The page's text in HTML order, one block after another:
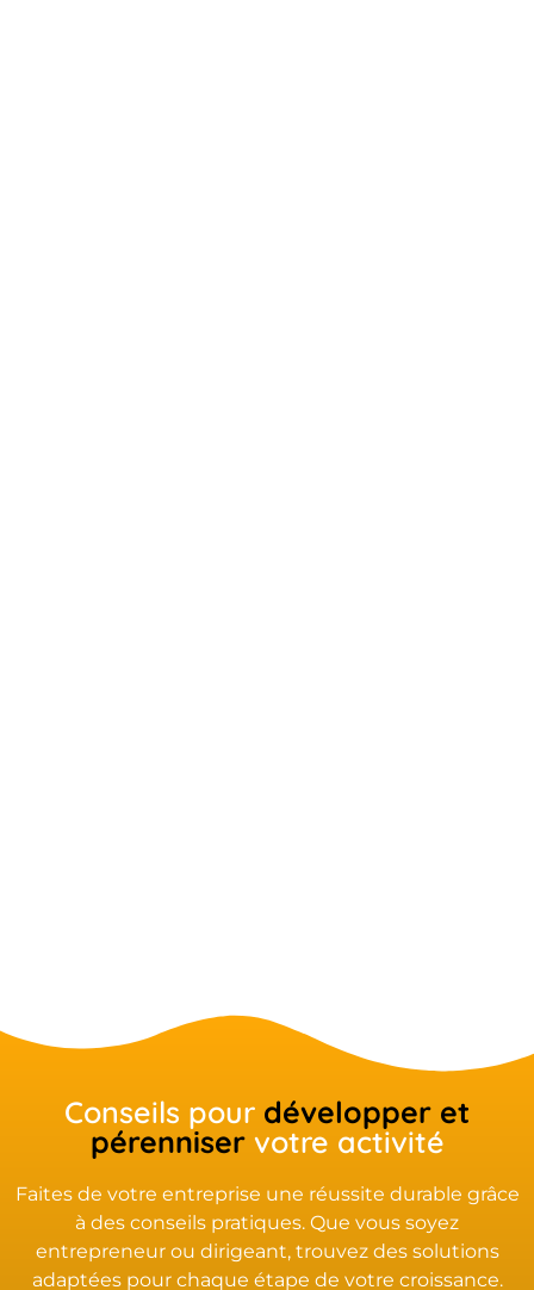
Conseils pour développer et
pérenniservotre activité
Faites de votre entreprise une réussite durable grâce
à des conseils pratiques. Que vous soyez
entrepreneur ou dirigeant, trouvez des solutions
adaptées pour chaque étape de votre croissance.